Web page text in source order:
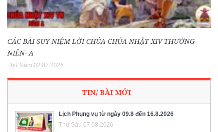
CÁC BÀI SUY NIỆM LỜI CHÚA CHÚA NHẬT XIV THƯỜNG
NIÊN- A
Thứ Năm 02.07.2026
TIN/ BÀI MỚI
Lịch Phụng vụ từ ngày 09.8 đến 16.8.2026
Thứ Sáu 07.08.2026